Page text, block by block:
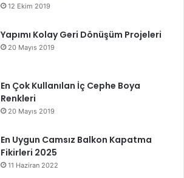
12 Ekim 2019
Yapımı Kolay Geri Dönüşüm Projeleri
20 Mayıs 2019
En Çok Kullanılan İç Cephe Boya
Renkleri
20 Mayıs 2019
En Uygun Camsız Balkon Kapatma
Fikirleri 2025
11 Haziran 2022